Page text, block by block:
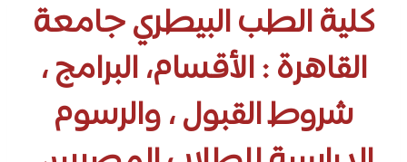
كلية الطب البيطري جامعة
القاهرة : الأقسام، البرامج ،
شروط القبول ، والرسوم